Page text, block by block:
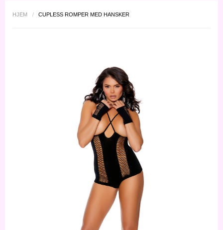
HJEM / CUPLESS ROMPER MED HANSKER